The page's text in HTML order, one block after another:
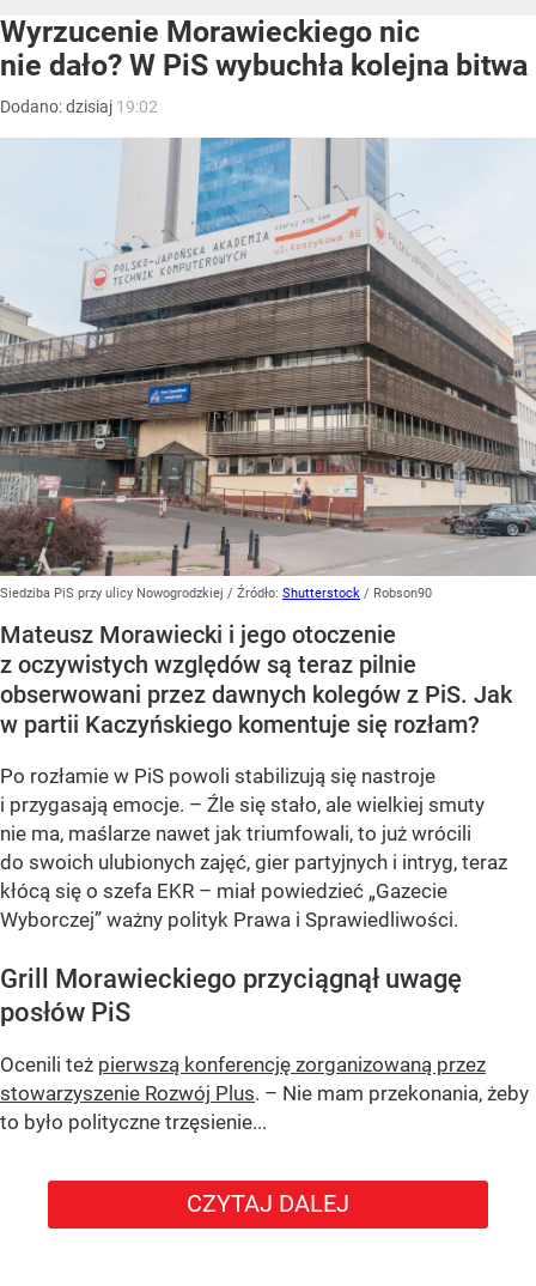
Wyrzucenie Morawieckiego nic
nie dało? W PiS wybuchła kolejna bitwa
Dodano:dzisiaj 19:02
Siedziba PiS przy ulicy Nowogrodzkiej / Źródło: Shutterstock / Robson90
Mateusz Morawiecki i jego otoczenie
z oczywistych względów są teraz pilnie
obserwowani przez dawnych kolegów z PiS. Jak
w partii Kaczyńskiego komentuje się rozłam?
Po rozłamie w PiS powoli stabilizują się nastroje
i przygasają emocje. – Źle się stało, ale wielkiej smuty
nie ma, maślarze nawet jak triumfowali, to już wrócili
do swoich ulubionych zajęć, gier partyjnych i intryg, teraz
kłócą się o szefa EKR – miał powiedzieć „Gazecie
Wyborczej” ważny polityk Prawa i Sprawiedliwości.
Grill Morawieckiego przyciągnął uwagę
posłów PiS
Ocenili też pierwszą konferencję zorganizowaną przez
stowarzyszenie Rozwój Plus. – Nie mam przekonania, żeby
to było polityczne trzęsienie...
CZYTAJ DALEJ